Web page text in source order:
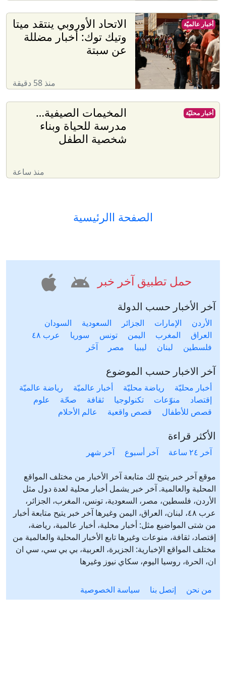
الاتحاد الأوروبي ينتقد ميتا
وتيك توك: أخبار مضللة
عن سبتة
منذ 58 دقيقة
أخبار عالميّة
المخيمات الصيفية…
مدرسة للحياة وبناء
شخصية الطفل
منذ ساعة
أخبار محليّة
الصفحة االرئيسية
حمل تطبيق آخر خبر
آخر الأخبار حسب الدولة
الأردن الإمارات الجزائر السعودية
السودان
العراق
المغرب اليمن تونس سوريا
عرب ٤٨
فلسطين
لبنان ليبيا مصر آخَر
آخر الاخبار حسب الموضوع
أخبار محليّة رياضة محليّة أخبار عالميّة
رياضة عالميّة
إقتصاد
منوّعات تكنولوجيا ثقافة صحّة
علوم
قصص للأطفال
قصص واقعية عالم الأحلام
الأكثر قراءة
آخر ٢٤ ساعة آخر أسبوع آخر شهر
موقع آخر خبر يتيح لك متابعة آخر الأخبار من مختلف المواقع
المحلية والعالمية. آخر خبر يشمل أخبار محلية لعدة دول مثل
الأردن، فلسطين، مصر، السعودية، تونس، المغرب، الجزائر،
عرب ٤٨، لبنان، العراق، اليمن وغيرها آخر خبر يتيح متابعة أخبار
من شتى المواضيع مثل: أخبار محلية، أخبار عالمية، رياضة،
إقتصاد، ثقافة، منوعات وغيرها تابع الأخبار المحلية والعالمية من
مختلف المواقع الإخبارية: الجزيرة، العربية، بي بي سي، سي ان
ان، الحرة، روسيا اليوم، سكاي نيوز وغيرها
من نحن إتصل بنا سياسة الخصوصية